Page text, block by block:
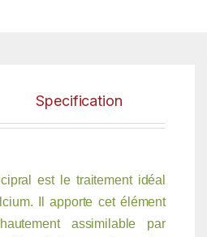
Specification
est le traitement idéal
Il apporte cet élément
assimilable par